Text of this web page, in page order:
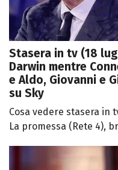
Stasera in tv (18
Darwin mentre
e Aldo, Giovanni e
su Sky
Cosa vedere stasera in
La promessa (Rete 4),